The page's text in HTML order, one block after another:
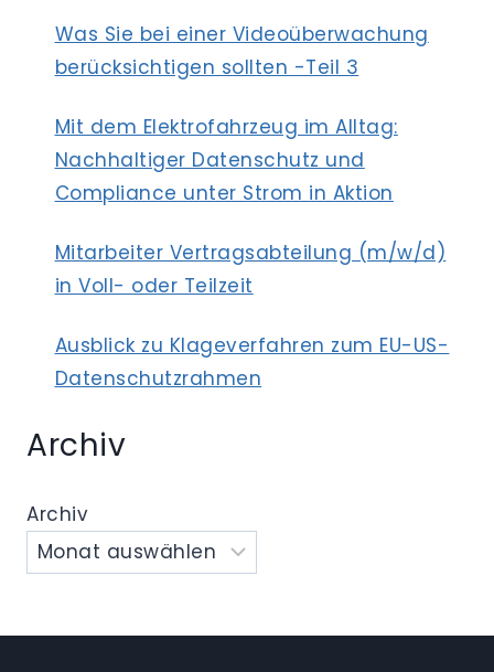
Was Sie bei einer Videoüberwachung
berücksichtigen sollten -Teil 3
Mit dem Elektrofahrzeug im Alltag:
Nachhaltiger Datenschutz und
Compliance unter Strom in Aktion
Mitarbeiter Vertragsabteilung (m/w/d)
in Voll- oder Teilzeit
Ausblick zu Klageverfahren zum EU-US-
Datenschutzrahmen
Archiv
Archiv